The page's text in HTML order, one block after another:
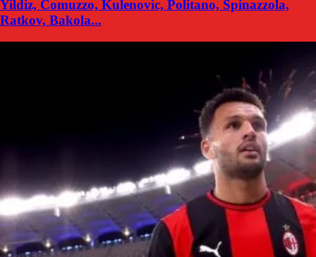
Yildiz, Comuzzo, Kulenovic, Politano, Spinazzola,
Ratkov, Bakola...